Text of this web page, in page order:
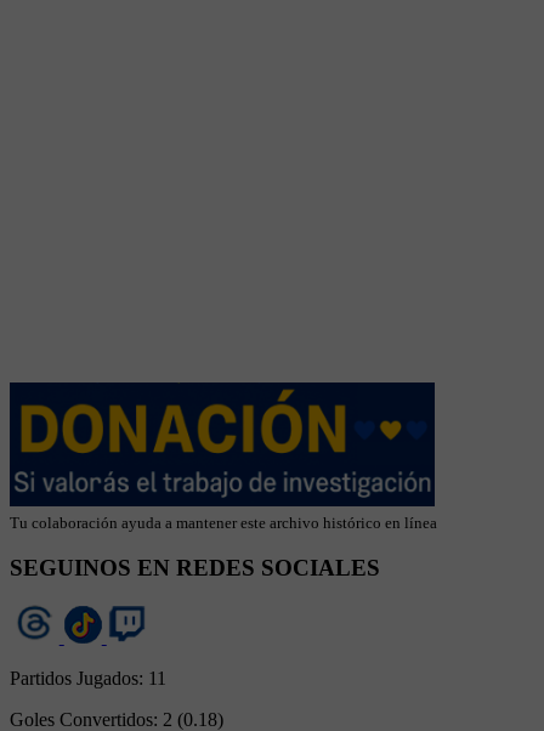
Tu colaboración ayuda a mantener este archivo histórico en línea
SEGUINOS EN REDES SOCIALES
Partidos Jugados: 11
Goles Convertidos: 2 (0.18)